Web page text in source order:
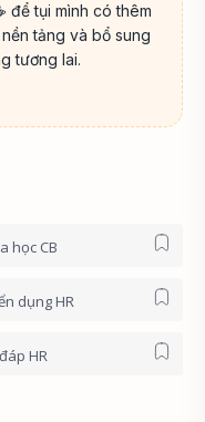
để tụi mình có thêm
tảng và bổ sung
tương lai.
học CB
dụng HR
HR